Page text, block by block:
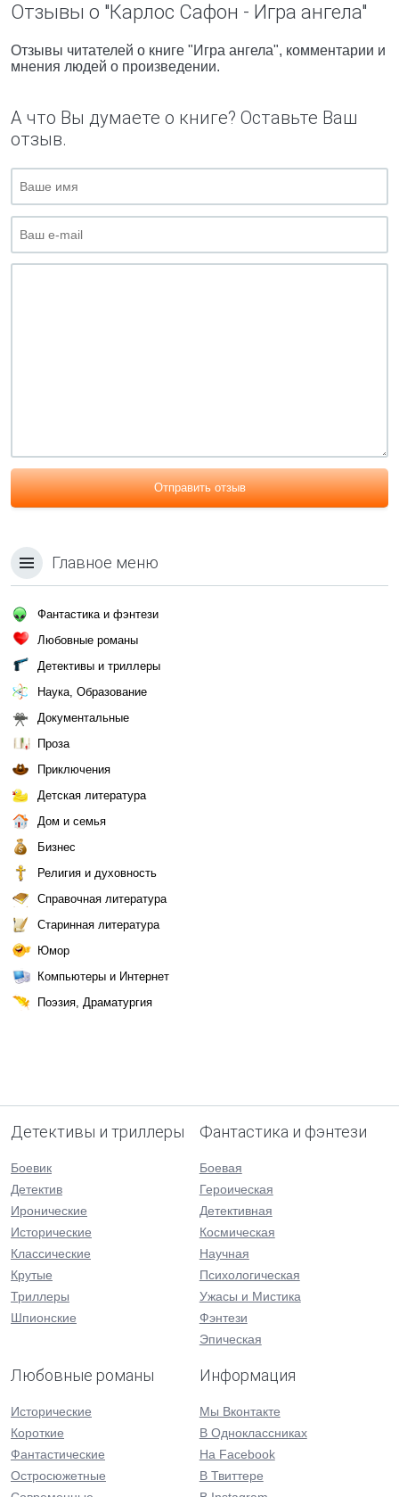
Отзывы о "Карлос Сафон - Игра ангела"
Отзывы читателей о книге "Игра ангела", комментарии и
мнения людей о произведении.
А что Вы думаете о книге? Оставьте Ваш
отзыв.
Отправить отзыв
Главное меню
Фантастика и фэнтези
Любовные романы
Детективы и триллеры
Наука, Образование
Документальные
Проза
Приключения
Детская литература
Дом и семья
Бизнес
Религия и духовность
Справочная литература
Старинная литература
Юмор
Компьютеры и Интернет
Поэзия, Драматургия
Детективы и триллеры
Боевик
Детектив
Иронические
Исторические
Классические
Крутые
Триллеры
Шпионские
Фантастика и фэнтези
Боевая
Героическая
Детективная
Космическая
Научная
Психологическая
Ужасы и Мистика
Фэнтези
Эпическая
Любовные романы
Исторические
Короткие
Фантастические
Остросюжетные
Информация
Мы Вконтакте
В Одноклассниках
На Facebook
В Твиттере